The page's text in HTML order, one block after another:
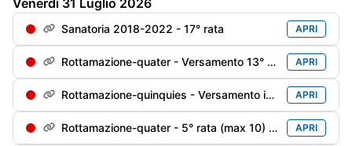
Venerdì 31 Luglio 2026
Sanatoria 2018-2022 - 17° rata APRI
Rottamazione-quater - Versamento 13° di 18 rate trimestrali APRI
Rottamazione-quinquies - Versamento in soluzione unica o della 1° rata APRI
Rottamazione-quater - 5° rata (max 10) soggetti decaduti al 31/12/2024 e riammessi APRI